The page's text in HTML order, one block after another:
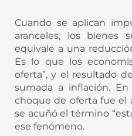
Cuando se aplican
aranceles, los bienes
equivale a una
Es lo que los
oferta”, y el resultado
sumada a inflación.
choque de oferta fue el
se acuñó el término
ese fenómeno.